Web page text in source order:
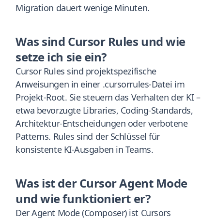
Migration dauert wenige Minuten.
Was sind Cursor Rules und wie
setze ich sie ein?
Cursor Rules sind projektspezifische
Anweisungen in einer .cursorrules-Datei im
Projekt-Root. Sie steuern das Verhalten der KI –
etwa bevorzugte Libraries, Coding-Standards,
Architektur-Entscheidungen oder verbotene
Patterns. Rules sind der Schlüssel für
konsistente KI-Ausgaben in Teams.
Was ist der Cursor Agent Mode
und wie funktioniert er?
Der Agent Mode (Composer) ist Cursors